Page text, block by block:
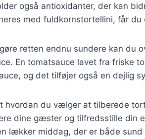
også antioxidanter, der kan
med fuldkornstortellini, får
retten endnu sundere kan du
En tomatsauce lavet fra friske
og det tilføjer også en dejlig
hvordan du vælger at tilberede
dine gæster og tilfredsstille din
lækker middag, der er både